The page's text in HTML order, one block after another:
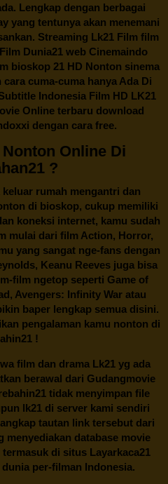
Lengkap dengan berbagai
yang tentunya akan menemani
Streaming Lk21 Film film
Dunia21 web Cinemaindo
bioskop 21 HD Nonton sinema
cuma-cuma hanya Ada Di
Indonesia Film HD LK21
Online terbaru download
dengan cara free.
Online Di
?
rumah mengantri dan
di bioskop, cukup memiliki
koneksi internet, kamu sudah
mulai dari film Action, Horror,
yang sangat nge-fans dengan
Keanu Reeves juga bisa
film ngetop seperti Game of
Avengers: Infinity War atau
baper lengkap semua disini.
pengalaman kamu nonton di
!
film dan dramaLk21yg ada
berawal dari Gudangmovie
tidak menyimpan file
lk21 di server kami sendiri
tautan link tersebut dari
menyediakan database movie
di situs Layarkaca21
per-filman Indonesia.